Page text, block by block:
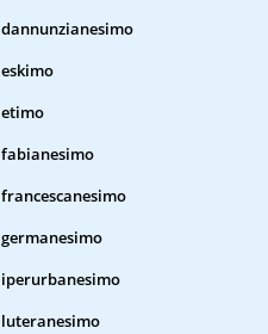
dannunzianesimo
eskimo
etimo
fabianesimo
francescanesimo
germanesimo
iperurbanesimo
luteranesimo